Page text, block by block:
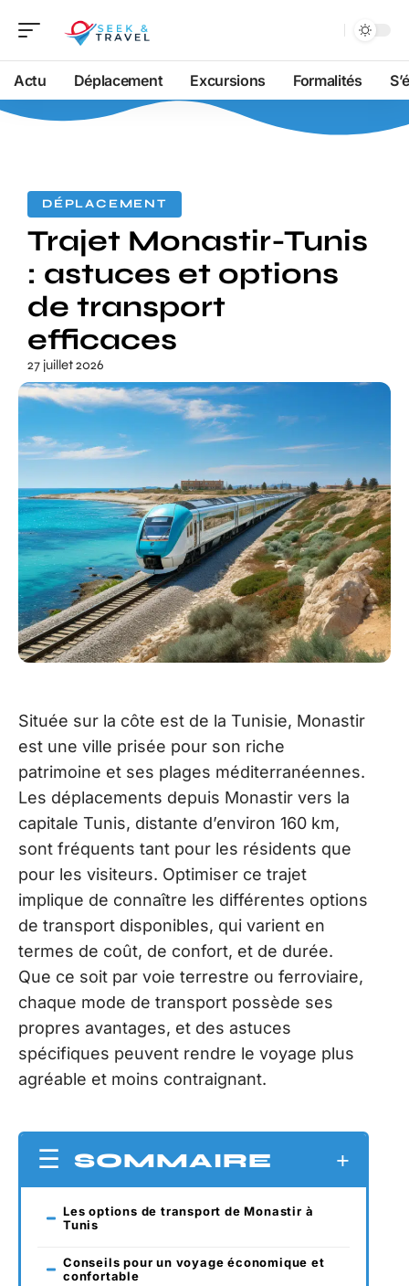
Actu Déplacement Excursions Formalités
DÉPLACEMENT
Trajet Monastir-Tunis
: astuces et options
de transport
efficaces
27 juillet 2026
Située sur la côte est de la Tunisie, Monastir
est une ville prisée pour son riche
patrimoine et ses plages méditerranéennes.
Les déplacements depuis Monastir vers la
capitale Tunis, distante d’environ 160 km,
sont fréquents tant pour les résidents que
pour les visiteurs. Optimiser ce trajet
implique de connaître les différentes options
de transport disponibles, qui varient en
termes de coût, de confort, et de durée.
Que ce soit par voie terrestre ou ferroviaire,
chaque mode de transport possède ses
propres avantages, et des astuces
spécifiques peuvent rendre le voyage plus
agréable et moins contraignant.
SOMMAIRE
Les options de transport de Monastir à
Tunis
Conseils pour un voyage économique et
confortable